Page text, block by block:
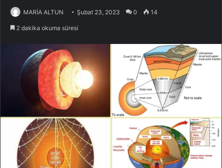
MARİA ALTUN Şubat 23, 2023 0 14
2 dakika okuma süresi